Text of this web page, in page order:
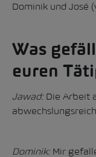
Dominik und José
Was
euren
Jawad: Die Arbeit
Dominik: Mir